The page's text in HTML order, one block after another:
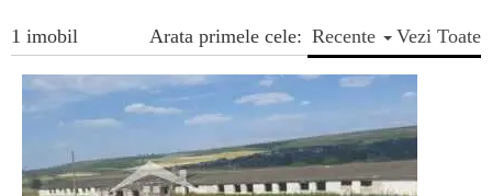
Vezi Toate
1 imobil Arata primele cele: Recente